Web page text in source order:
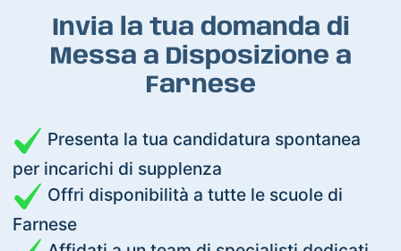
Invia la tua domanda di
Messa a Disposizione a
Farnese
Presenta la tua candidatura spontanea
per incarichi di supplenza
Offri disponibilità a tutte le scuole di
Farnese